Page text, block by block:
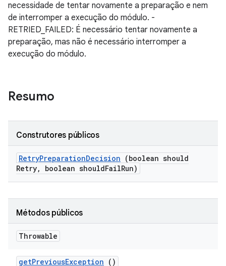
necessidade de tentar novamente a preparação e nem
de interromper a execução do módulo. -
RETRIED_FAILED: É necessário tentar novamente a
preparação, mas não é necessário interromper a
execução do módulo.
Resumo
Construtores públicos
RetryPreparationDecision (boolean should
Retry, boolean shouldFailRun)
Métodos públicos
Throwable
getPreviousException ()